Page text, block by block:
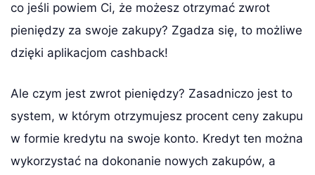
co jeśli powiem Ci, że możesz otrzymać zwrot
pieniędzy za swoje zakupy? Zgadza się, to możliwe
dzięki aplikacjom cashback!
Ale czym jest zwrot pieniędzy? Zasadniczo jest to
system, w którym otrzymujesz procent ceny zakupu
w formie kredytu na swoje konto. Kredyt ten można
wykorzystać na dokonanie nowych zakupów, a